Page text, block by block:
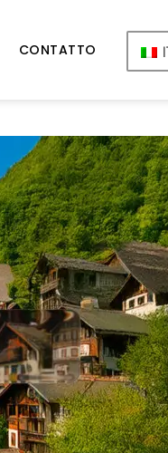
CONTATTO